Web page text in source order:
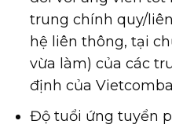
trung chính quy/
hệ liên thông, tại
vừa làm) của các
định của
Độ tuổi ứng tuyển